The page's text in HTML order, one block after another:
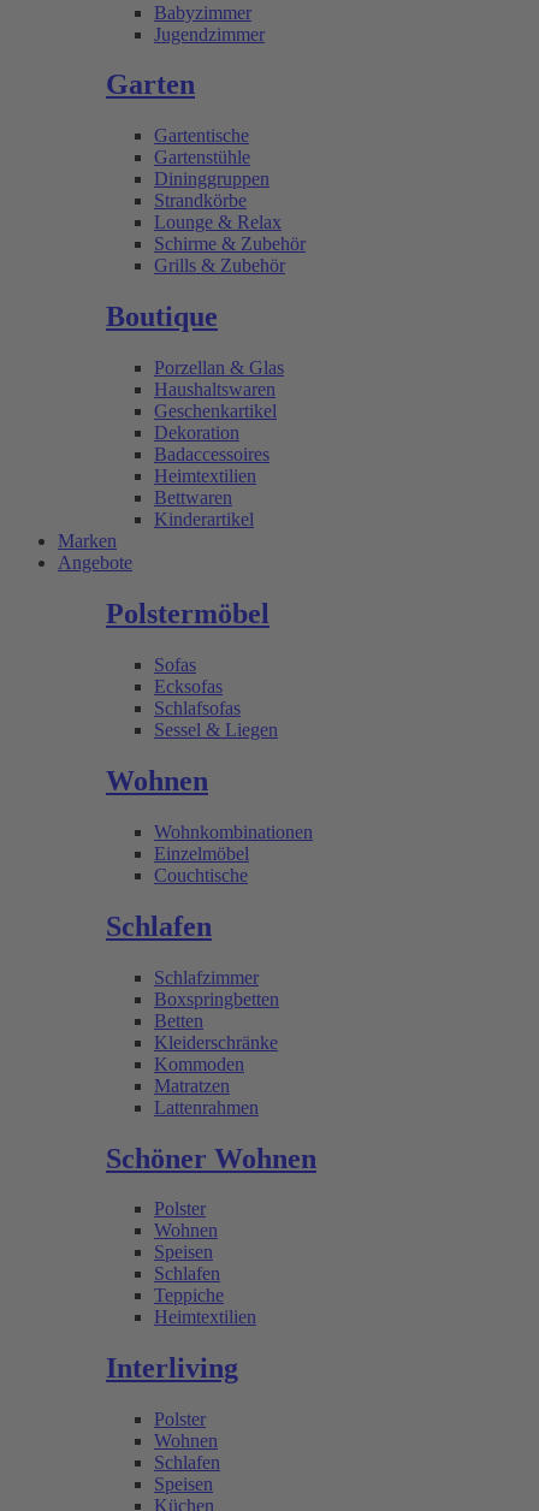
Babyzimmer
Jugendzimmer
Garten
Gartentische
Gartenstühle
Dininggruppen
Strandkörbe
Lounge & Relax
Schirme & Zubehör
Grills & Zubehör
Boutique
Porzellan & Glas
Haushaltswaren
Geschenkartikel
Dekoration
Badaccessoires
Heimtextilien
Bettwaren
Kinderartikel
Marken
Angebote
Polstermöbel
Sofas
Ecksofas
Schlafsofas
Sessel & Liegen
Wohnen
Wohnkombinationen
Einzelmöbel
Couchtische
Schlafen
Schlafzimmer
Boxspringbetten
Betten
Kleiderschränke
Kommoden
Matratzen
Lattenrahmen
Schöner Wohnen
Polster
Wohnen
Speisen
Schlafen
Teppiche
Heimtextilien
Interliving
Polster
Wohnen
Schlafen
Speisen
Küchen